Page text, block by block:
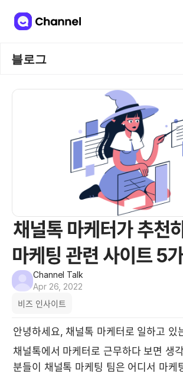
블로그
채널톡 마케터가 추천
마케팅 관련 사이트 5
Channel Talk
Apr 26, 2022
비즈 인사이트
채널톡에서 마케터로 근무하다 보면 생
분들이 채널톡 마케팅 팀은 어디서 마케